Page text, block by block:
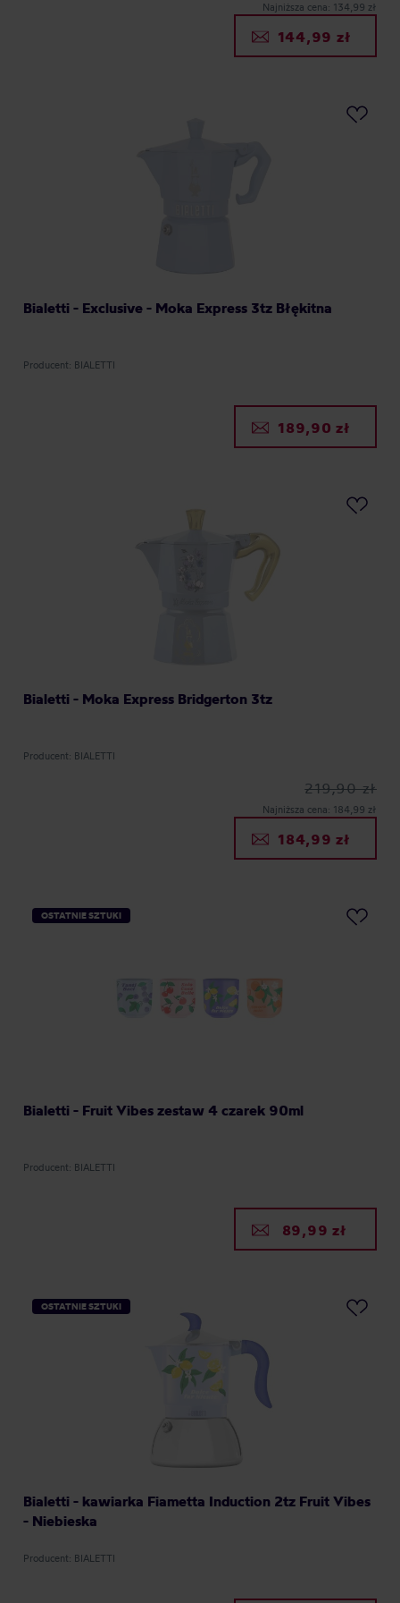
Najniższa cena: 134,99 zł
144,99 zł
Bialetti - Exclusive - Moka Express 3tz Błękitna
Producent: BIALETTI
189,90 zł
Bialetti - Moka Express Bridgerton 3tz
Producent: BIALETTI
219,90 zł
Najniższa cena: 184,99 zł
184,99 zł
OSTATNIE SZTUKI
Bialetti - Fruit Vibes zestaw 4 czarek 90ml
Producent: BIALETTI
89,99 zł
OSTATNIE SZTUKI
Bialetti - kawiarka Fiametta Induction 2tz Fruit Vibes
- Niebieska
Producent: BIALETTI